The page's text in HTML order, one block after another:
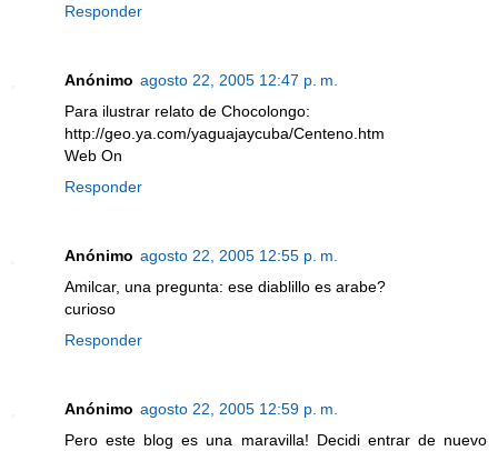
Responder
Anónimo agosto 22, 2005 12:47 p. m.
Para ilustrar relato de Chocolongo:
http://geo.ya.com/yaguajaycuba/Centeno.htm
Web On
Responder
Anónimo agosto 22, 2005 12:55 p. m.
Amilcar, una pregunta: ese diablillo es arabe?
curioso
Responder
Anónimo agosto 22, 2005 12:59 p. m.
Pero este blog es una maravilla! Decidi entrar de nuevo